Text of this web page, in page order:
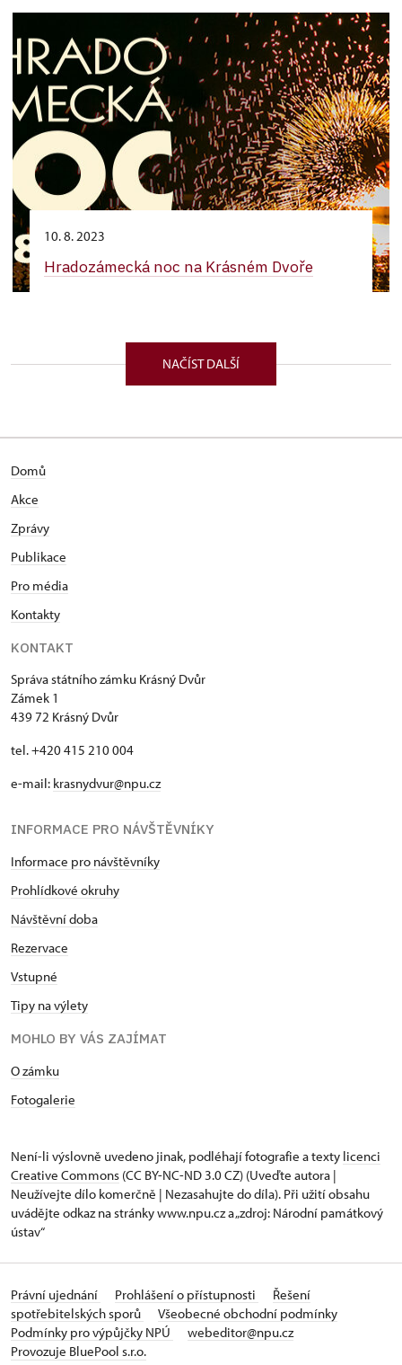
10. 8. 2023
Hradozámecká noc na Krásném Dvoře
NAČÍST DALŠÍ
Domů
Akce
Zprávy
Publikace
Pro média
Kontakty
KONTAKT
Správa státního zámku Krásný Dvůr
Zámek 1
439 72 Krásný Dvůr
tel. +420 415 210 004
e-mail: krasnydvur@npu.cz
INFORMACE PRO NÁVŠTĚVNÍKY
Informace pro návštěvníky
Prohlídkové okruhy
Návštěvní doba
Rezervace
Vstupné
Tipy na výlety
MOHLO BY VÁS ZAJÍMAT
O zámku
Fotogalerie
Není-li výslovně uvedeno jinak, podléhají fotografie a texty licenci
Creative Commons (CC BY-NC-ND 3.0 CZ) (Uveďte autora |
Neužívejte dílo komerčně | Nezasahujte do díla). Při užití obsahu
uvádějte odkaz na stránky www.npu.cz a „zdroj: Národní památkový
ústav“
Právní ujednání Prohlášení o přístupnosti
Řešení
spotřebitelských sporů
Všeobecné obchodní podmínky
Podmínky pro výpůjčky NPÚ
webeditor@npu.cz
Provozuje BluePool s.r.o.